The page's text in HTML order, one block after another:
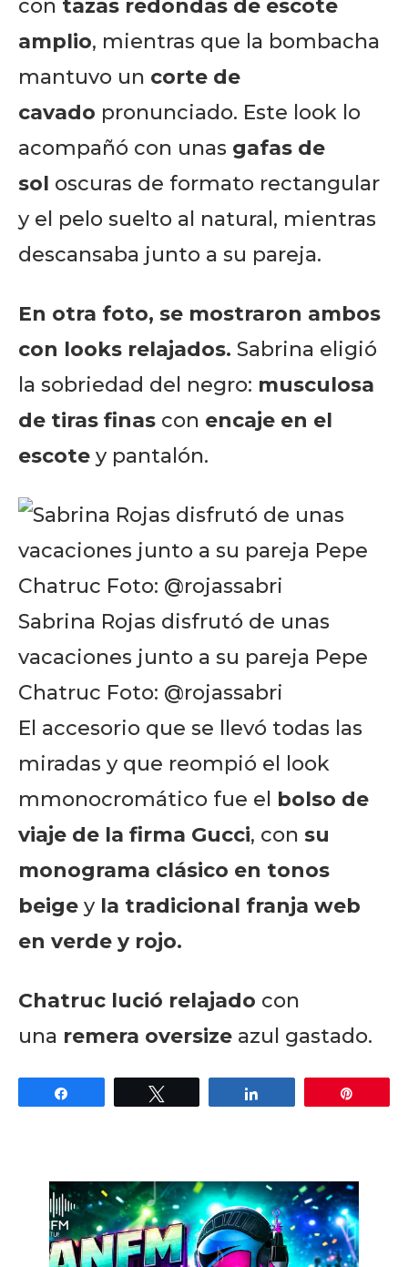
con tazas redondas de escote
amplio, mientras que la bombacha
mantuvo un corte de
cavado pronunciado. Este look lo
acompañó con unas gafas de
sol oscuras de formato rectangular
y el pelo suelto al natural, mientras
descansaba junto a su pareja.
En otra foto, se mostraron ambos
con looks relajados. Sabrina eligió
la sobriedad del negro: musculosa
de tiras finas con encaje en el
escote y pantalón.
Sabrina Rojas disfrutó de unas
vacaciones junto a su pareja Pepe
Chatruc Foto: @rojassabri
El accesorio que se llevó todas las
miradas y que reompió el look
mmonocromático fue el bolso de
viaje de la firma Gucci, con su
monograma clásico en tonos
beige y la tradicional franja web
en verde y rojo.
Chatruc lució relajado con
una remera oversize azul gastado.